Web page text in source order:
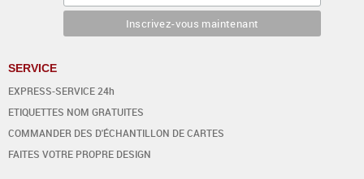
SERVICE
EXPRESS-SERVICE 24h
ETIQUETTES NOM GRATUITES
COMMANDER DES D'ÉCHANTILLON DE CARTES
FAITES VOTRE PROPRE DESIGN